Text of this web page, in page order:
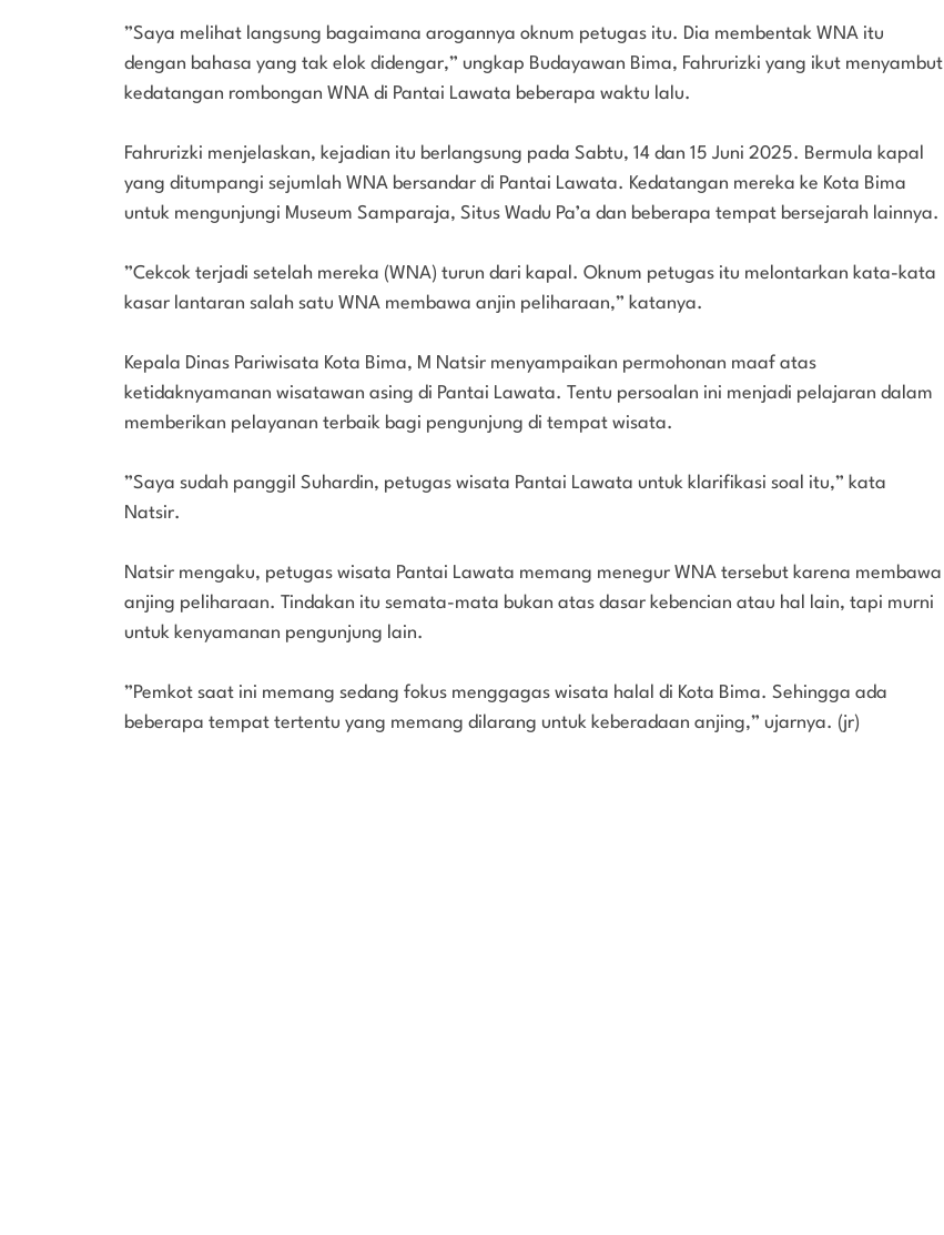
”Saya melihat langsung bagaimana arogannya oknum petugas itu. Dia membentak WNA itu
dengan bahasa yang tak elok didengar,” ungkap Budayawan Bima, Fahrurizki yang ikut menyambut
kedatangan rombongan WNA di Pantai Lawata beberapa waktu lalu.
Fahrurizki menjelaskan, kejadian itu berlangsung pada Sabtu, 14 dan 15 Juni 2025. Bermula kapal
yang ditumpangi sejumlah WNA bersandar di Pantai Lawata. Kedatangan mereka ke Kota Bima
untuk mengunjungi Museum Samparaja, Situs Wadu Pa’a dan beberapa tempat bersejarah lainnya.
”Cekcok terjadi setelah mereka (WNA) turun dari kapal. Oknum petugas itu melontarkan kata-kata
kasar lantaran salah satu WNA membawa anjin peliharaan,” katanya.
Kepala Dinas Pariwisata Kota Bima, M Natsir menyampaikan permohonan maaf atas
ketidaknyamanan wisatawan asing di Pantai Lawata. Tentu persoalan ini menjadi pelajaran dalam
memberikan pelayanan terbaik bagi pengunjung di tempat wisata.
”Saya sudah panggil Suhardin, petugas wisata Pantai Lawata untuk klarifikasi soal itu,” kata
Natsir.
Natsir mengaku, petugas wisata Pantai Lawata memang menegur WNA tersebut karena membawa
anjing peliharaan. Tindakan itu semata-mata bukan atas dasar kebencian atau hal lain, tapi murni
untuk kenyamanan pengunjung lain.
”Pemkot saat ini memang sedang fokus menggagas wisata halal di Kota Bima. Sehingga ada
beberapa tempat tertentu yang memang dilarang untuk keberadaan anjing,” ujarnya. (jr)